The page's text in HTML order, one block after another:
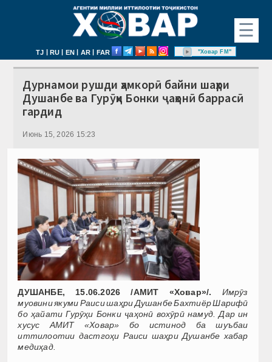
☰
TJ | RU | EN | AR | FAR "Ховар FM"
Дурнамои рушди ҳамкорӣ байни шаҳри
Душанбе ва Гурӯҳи Бонки ҷаҳонӣ баррасӣ
гардид
Июнь 15, 2026 15:23
ДУШАНБЕ, 15.06.2026 /АМИТ «Ховар»/.
Имрӯз
муовини якуми Раиси шаҳри Душанбе Бахтиёр Шарифӣ
бо ҳайати Гурӯҳи Бонки ҷаҳонӣ вохӯрӣ намуд. Дар ин
хусус АМИТ «Ховар» бо истинод ба шуъбаи
иттилоотии дастгоҳи Раиси шаҳри Душанбе хабар
медиҳад.